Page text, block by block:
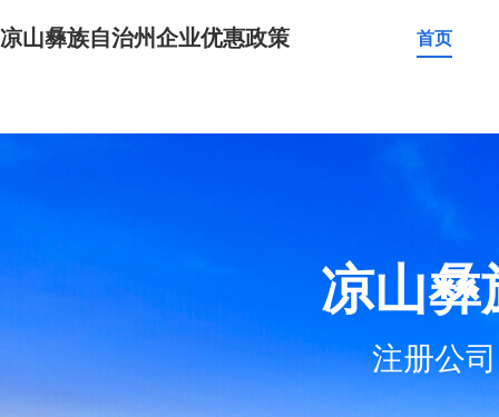
凉山彝族自治州企业优惠政策 首页
凉山
注册公